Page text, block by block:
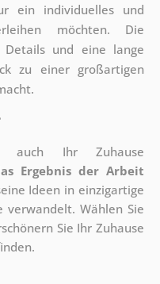
ein individuelles und
möchten. Die
und eine lange
zu einer großartigen
auch Ihr Zuhause
Ergebnis der Arbeit
Ideen in einzigartige
verwandelt. Wählen Sie
Sie Ihr Zuhause